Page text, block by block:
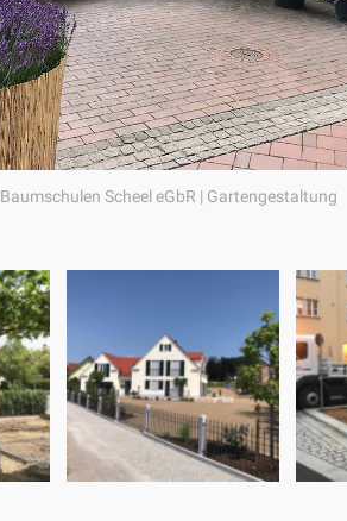
Baumschulen Scheel eGbR | Gartengestaltung